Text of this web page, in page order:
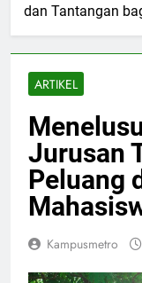
dan Tantangan
ARTIKEL
Jurusan
Peluang
Kampusmetro